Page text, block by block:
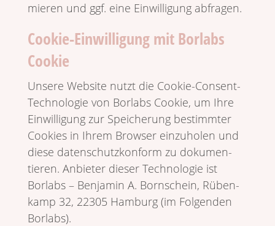
mieren und ggf. eine Einwil­li­gung abfragen.
Cookie-Einwilligung mit Borlabs
Cookie
Unsere Website nutzt die Cookie-Consent-
Tech­no­logie von Borlabs Cookie, um Ihre
Einwil­li­gung zur Spei­che­rung bestimmter
Cookies in Ihrem Browser einzu­holen und
diese daten­schutz­kon­form zu doku­men­
tieren. Anbieter dieser Tech­no­logie ist
Borlabs – Benjamin A. Born­schein, Rüben­
kamp 32, 22305 Hamburg (im Folgenden
Borlabs).